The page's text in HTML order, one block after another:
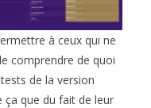
à ceux qui ne
comprendre de quoi
de la version
ça que du fait de leur